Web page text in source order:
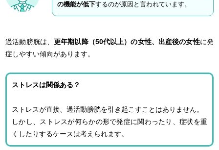
の機能が低下するのが原因と言われています。
過活動膀胱は、更年期以降（50代以上）の女性、出産後の女性に発
症しやすい傾向があります。
ストレスは関係ある？
ストレスが直接、過活動膀胱を引き起こすことはありません。
しかし、ストレスが何らかの形で発症に関わったり、症状を重
くしたりするケースは考えられます。